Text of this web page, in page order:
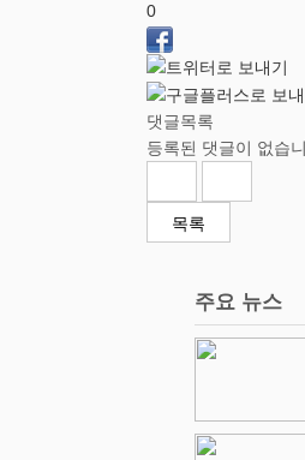
0
댓글목록
등록된 댓글이 없습
목록
주요 뉴스